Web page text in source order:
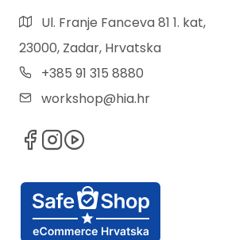
Ul. Franje Fanceva 81 1. kat,
23000, Zadar, Hrvatska
+385 91 315 8880
workshop@hia.hr